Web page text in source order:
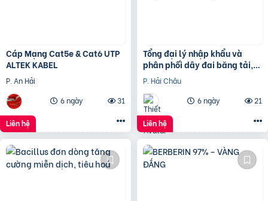
Cáp Mạng Cat5e & Cat6 UTP
ALTEK KABEL
P. An Hải
6 ngày
31
Liên hệ
Tổng đại lý nhập khẩu và
phân phối dây đai băng tải,
dây Curoa các loại
P. Hải Châu
6 ngày
21
Liên hệ